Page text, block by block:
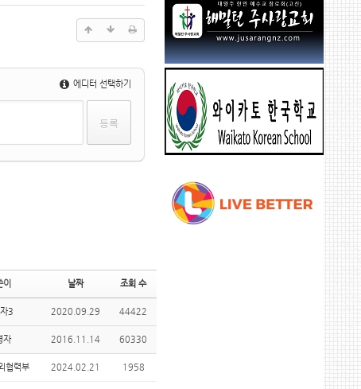
에디터 선택하기
이 날짜 조회 수
3 2020.09.29 44422
자 2016.11.14 60330
협력부 2024.02.21 1958